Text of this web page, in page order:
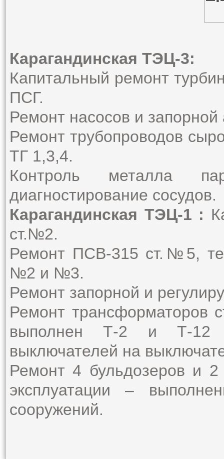
Карагандинская ТЭЦ-3:
Капитальный ремонт
ПСГ.
Ремонт насосов и
Ремонт трубопроводов
ТГ 1,3,4.
Контроль металла
диагностирование сосудов.
Карагандинская ТЭЦ-1 :
ст.№2.
Ремонт ПСВ-315 ст.№5,
№2 и №3.
Ремонт запорной и
Ремонт
выполнен Т-2 и Т-12
выключателей на
Ремонт 4 бульдозеров и 2
эксплуатации –
сооружений.